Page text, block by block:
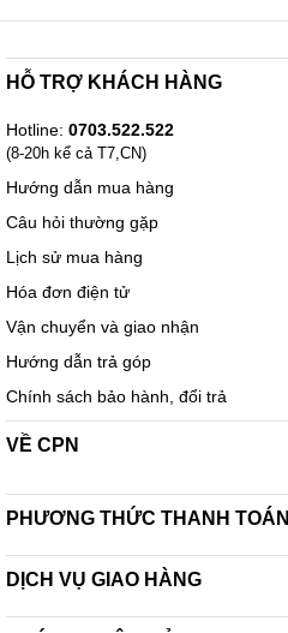
HỖ TRỢ KHÁCH HÀNG
Hotline: 0703.522.522
(8-20h kể cả T7,CN)
Hướng dẫn mua hàng
Câu hỏi thường gặp
Lịch sử mua hàng
Hóa đơn điện tử
Vận chuyển và giao nhận
Hướng dẫn trả góp
Chính sách bảo hành, đổi trả
VỀ CPN
PHƯƠNG THỨC THANH TOÁN
DỊCH VỤ GIAO HÀNG